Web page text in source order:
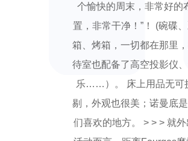
个愉快的周末，非常好的
置，非常干净！”！ (碗碟
箱、烤箱，一切都在那里
待室也配备了高空投影仪
乐……）。 床上用品无可
剔，外观也很美；诺曼底
们喜欢的地方。 > > > 就外